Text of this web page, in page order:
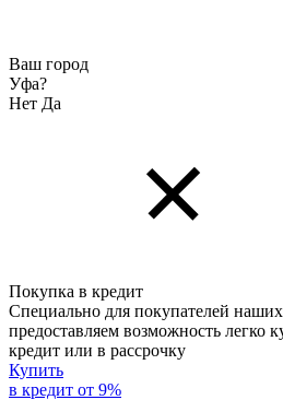
Ваш город
Уфа?
Нет Да
Покупка в кредит
Специально для покупателей
предоставляем возможность легко
кредит или в рассрочку
Купить
в кредит от 9%